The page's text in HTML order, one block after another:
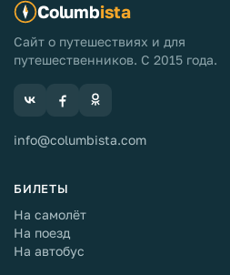
Columbista
Сайт о путешествиях и для
путешественников. С 2015 года.
info@columbista.com
БИЛЕТЫ
На самолёт
На поезд
На автобус